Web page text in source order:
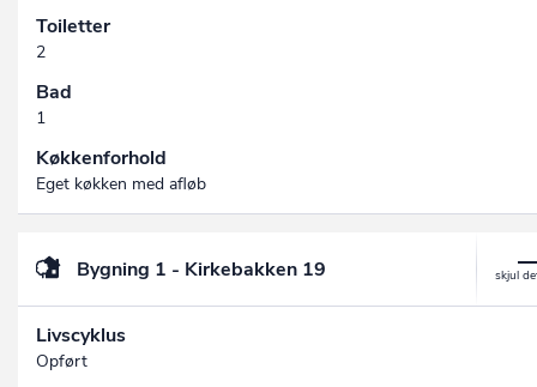
Toiletter
2
Bad
1
Køkkenforhold
Eget køkken med afløb
Bygning 1 - Kirkebakken 19
Livscyklus
Opført